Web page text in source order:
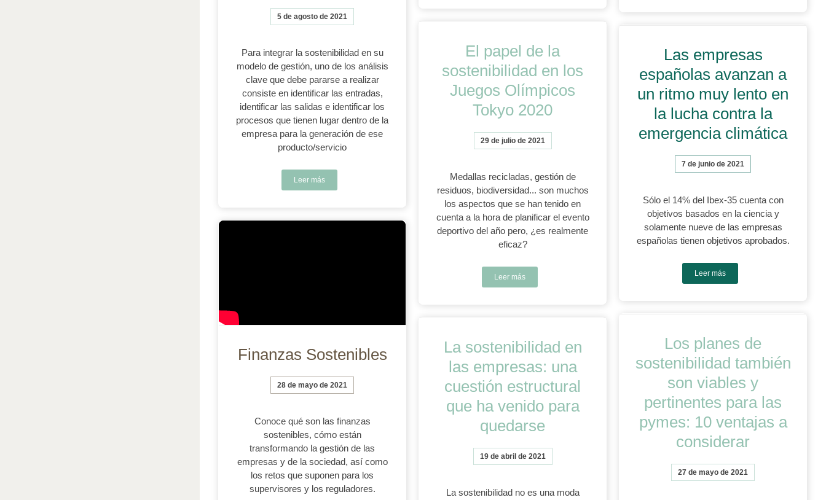
5 de agosto de 2021
Para integrar la sostenibilidad en su
modelo de gestión, uno de los análisis
clave que debe pararse a realizar
consiste en identificar las entradas,
identificar las salidas e identificar los
procesos que tienen lugar dentro de la
empresa para la generación de ese
producto/servicio
Leer más
El papel de la
sostenibilidad en los
Juegos Olímpicos
Tokyo 2020
29 de julio de 2021
Medallas recicladas, gestión de
residuos, biodiversidad... son muchos
los aspectos que se han tenido en
cuenta a la hora de planificar el evento
deportivo del año pero, ¿es realmente
eficaz?
Leer más
Las empresas
españolas avanzan a
un ritmo muy lento en
la lucha contra la
emergencia climática
7 de junio de 2021
Sólo el 14% del Ibex-35 cuenta con
objetivos basados en la ciencia y
solamente nueve de las empresas
españolas tienen objetivos aprobados.
Leer más
Finanzas Sostenibles
28 de mayo de 2021
Conoce qué son las finanzas
sostenibles, cómo están
transformando la gestión de las
empresas y de la sociedad, así como
los retos que suponen para los
supervisores y los reguladores.
Los planes de
sostenibilidad también
son viables y
pertinentes para las
pymes: 10 ventajas a
considerar
27 de mayo de 2021
La sostenibilidad en
las empresas: una
cuestión estructural
que ha venido para
quedarse
19 de abril de 2021
La sostenibilidad no es una moda